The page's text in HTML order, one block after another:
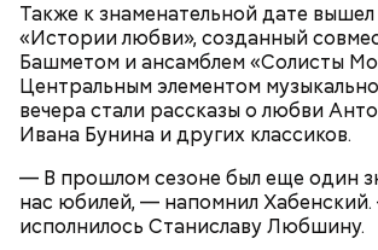
Также к знаменательной дате вышел
«Истории любви», созданный
Башметом и ансамблем «Солисты
Центральным элементом
вечера стали рассказы о любви
Ивана Бунина и других классиков.
— В прошлом сезоне был еще один
нас юбилей, — напомнил Хабенский.
исполнилось Станиславу Любшину.
Топ-10 милых
появились на
зоопарке
Более 40
теплоходов
речной вокзал в
— Похожая ситуация бывает в
только открываются двери
сразу с разных сторон начинают в
Будто бы у них «голодные игры» и
успеет зайти, съедят, — говорит